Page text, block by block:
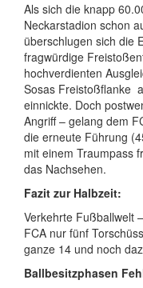
Als sich die knapp
Neckarstadion schon
überschlugen sich die
fragwürdige
hochverdienten
Sosas Freistoßflanke
einnickte. Doch
Angriff – gelang dem
die erneute Führung
mit einem Traumpass
das Nachsehen.
Fazit zur Halbzeit:
Verkehrte Fußballwelt
FCA nur fünf
ganze 14 und noch
Ballbesitzphasen